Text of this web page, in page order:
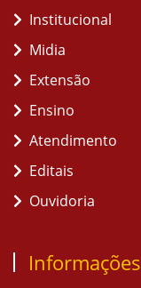
Institucional
Midia
Extensão
Ensino
Atendimento
Editais
Ouvidoria
Informações